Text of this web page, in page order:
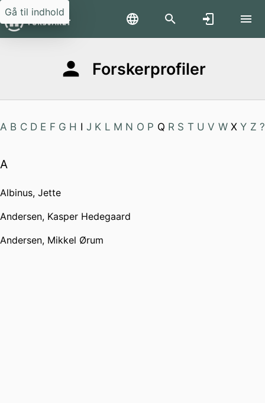
Gå til indhold
Forskerprofiler
A B C D E F G H I J K L M N O P Q R S T U V W X Y Z ?
A
Albinus, Jette
Andersen, Kasper Hedegaard
Andersen, Mikkel Ørum